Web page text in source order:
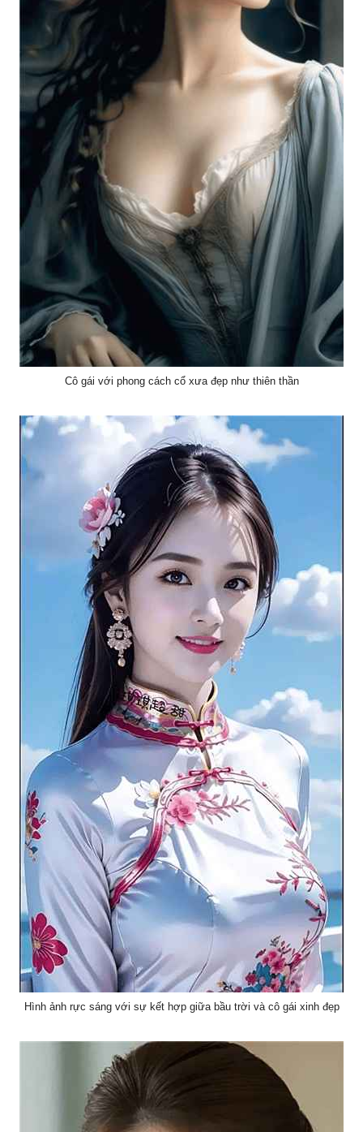
Cô gái với phong cách cổ xưa đẹp như thiên thần
Hình ảnh rực sáng với sự kết hợp giữa bầu trời và cô gái xinh đẹp